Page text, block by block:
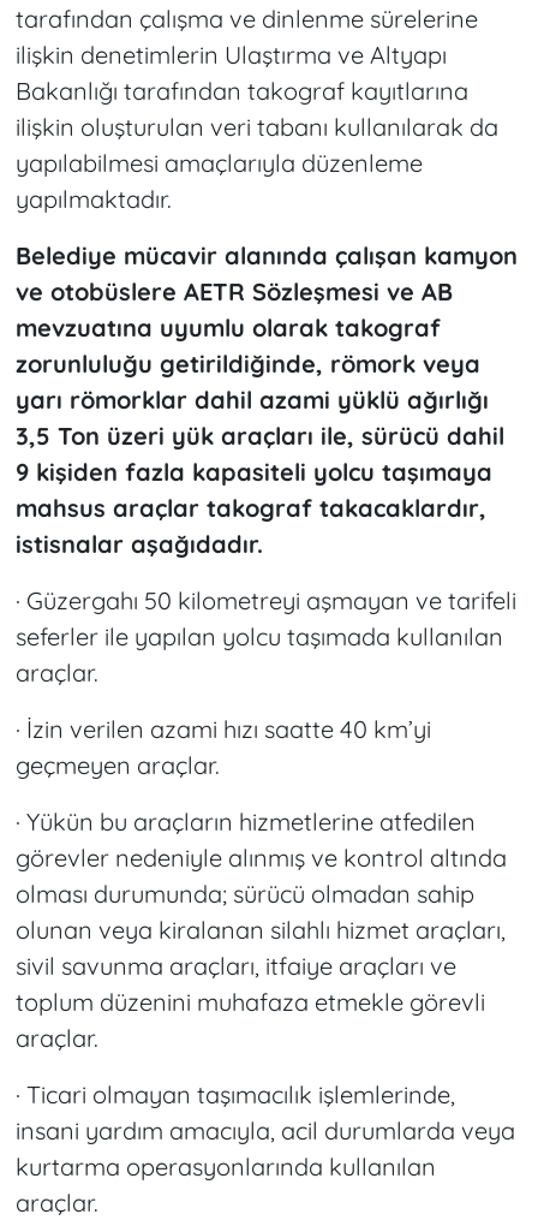
tarafından çalışma ve dinlenme sürelerine
ilişkin denetimlerin Ulaştırma ve Altyapı
Bakanlığı tarafından takograf kayıtlarına
ilişkin oluşturulan veri tabanı kullanılarak da
yapılabilmesi amaçlarıyla düzenleme
yapılmaktadır.
Belediye mücavir alanında çalışan kamyon
ve otobüslere AETR Sözleşmesi ve AB
mevzuatına uyumlu olarak takograf
zorunluluğu getirildiğinde, römork veya
yarı römorklar dahil azami yüklü ağırlığı
3,5 Ton üzeri yük araçları ile, sürücü dahil
9 kişiden fazla kapasiteli yolcu taşımaya
mahsus araçlar takograf takacaklardır,
istisnalar aşağıdadır.
· Güzergahı 50 kilometreyi aşmayan ve tarifeli
seferler ile yapılan yolcu taşımada kullanılan
araçlar.
· İzin verilen azami hızı saatte 40 km’yi
geçmeyen araçlar.
· Yükün bu araçların hizmetlerine atfedilen
görevler nedeniyle alınmış ve kontrol altında
olması durumunda; sürücü olmadan sahip
olunan veya kiralanan silahlı hizmet araçları,
sivil savunma araçları, itfaiye araçları ve
toplum düzenini muhafaza etmekle görevli
araçlar.
· Ticari olmayan taşımacılık işlemlerinde,
insani yardım amacıyla, acil durumlarda veya
kurtarma operasyonlarında kullanılan
araçlar.